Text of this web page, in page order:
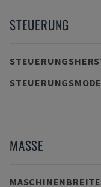
STEUERUNG
MASSE
MASCHINENBREITE